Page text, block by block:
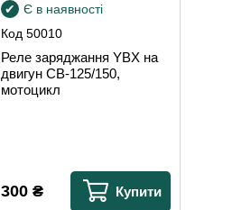
Код 50010
Є в наявності
Реле заряджання YBX на
двигун СВ-125/150,
мотоцикл
300 ₴ Купити